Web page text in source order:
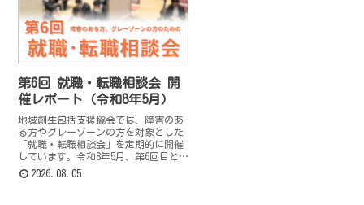
第6回 就職・転職相談会 開
催レポート（令和8年5月）
地域創生包括支援協会では、障害のあ
る方やグレーゾーンの方を対象とした
「就職・転職相談会」を定期的に開催
しています。令和8年5月、第6回目とな
る相談会を実施いたしました。今回は
従来の福岡市に加え、新たに福岡県か
2026.08.05